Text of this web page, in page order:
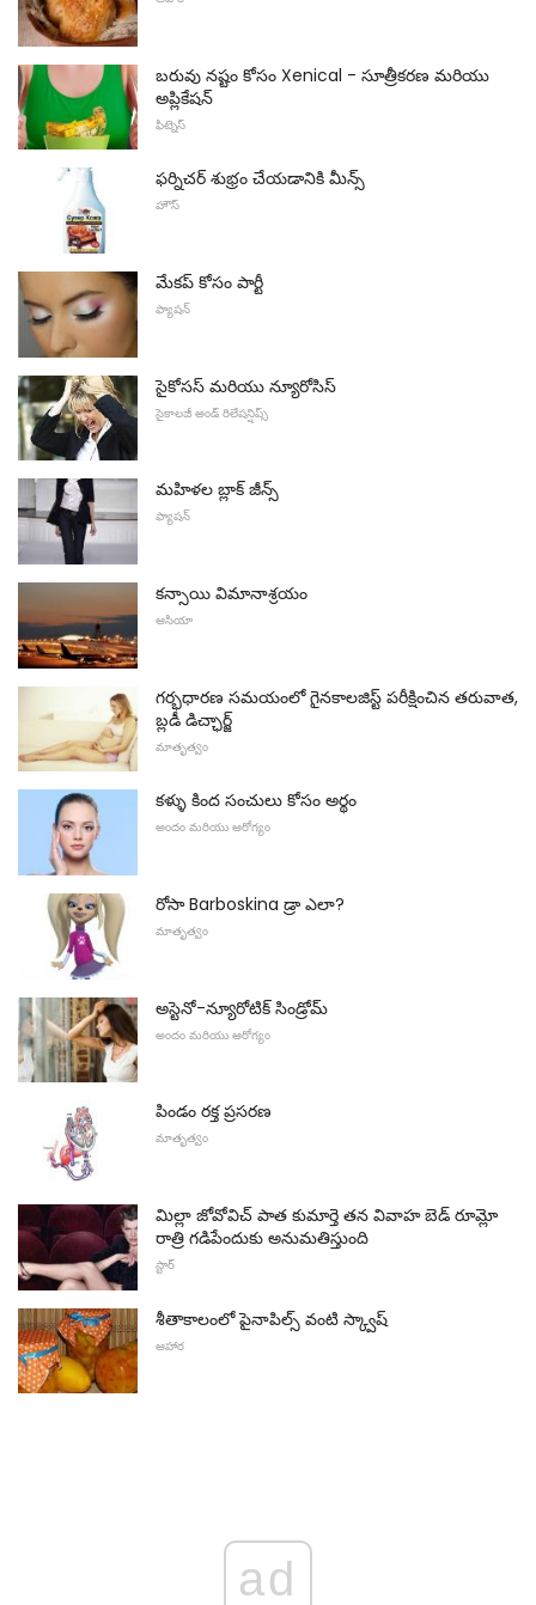
బరువు నష్టం కోసం Xenical - సూత్రీకరణ మరియు
అప్లికేషన్
ఫిట్నెస్
ఫర్నిచర్ శుభ్రం చేయడానికి మీన్స్
హౌస్
మేకప్ కోసం పార్టీ
ఫ్యాషన్
సైకోసస్ మరియు న్యూరోసిస్
సైకాలజీ అండ్ రిలేషన్షిప్స్
మహిళల బ్లాక్ జీన్స్
ఫ్యాషన్
కన్సాయి విమానాశ్రయం
ఆసియా
గర్భధారణ సమయంలో గైనకాలజిస్ట్ పరీక్షించిన తరువాత,
బ్లడీ డిచ్ఛార్జ్
మాతృత్వం
కళ్ళు కింద సంచులు కోసం అర్థం
అందం మరియు ఆరోగ్యం
రోసా Barboskina డ్రా ఎలా?
మాతృత్వం
అస్టెనో-న్యూరోటిక్ సిండ్రోమ్
అందం మరియు ఆరోగ్యం
పిండం రక్త ప్రసరణ
మాతృత్వం
మిల్లా జోవోవిచ్ పాత కుమార్తె తన వివాహ బెడ్ రూమ్లో
రాత్రి గడిపేందుకు అనుమతిస్తుంది
స్టార్
శీతాకాలంలో పైనాపిల్స్ వంటి స్క్వాష్
ఆహార
ad